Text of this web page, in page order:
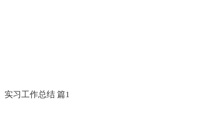
实习工作总结 篇1